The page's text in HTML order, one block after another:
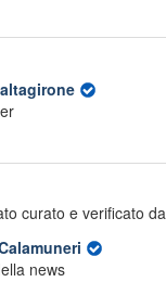
curato e verificato da
news